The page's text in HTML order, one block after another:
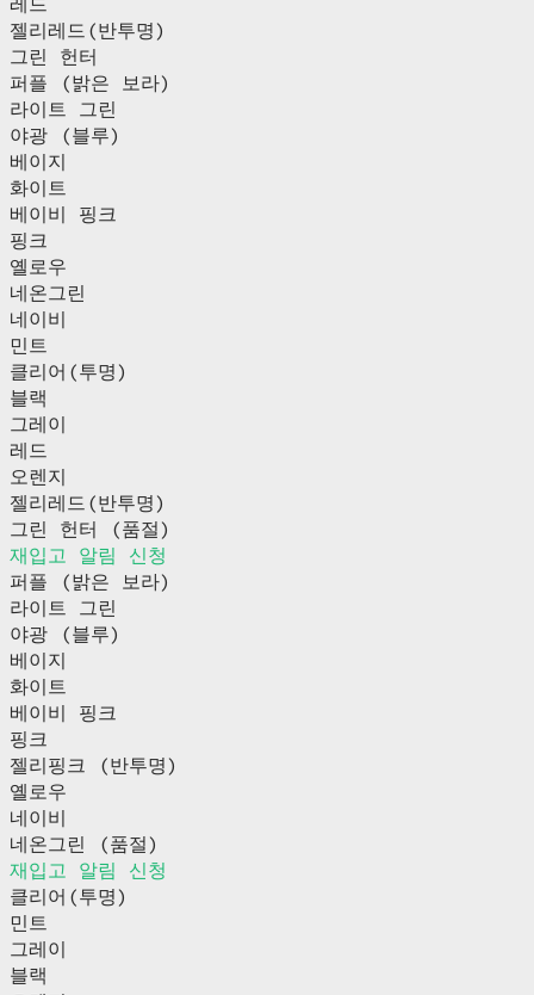
젤리레드(반투명)
그린 헌터
퍼플 (밝은 보라)
라이트 그린
야광 (블루)
베이지
화이트
베이비 핑크
핑크
옐로우
네온그린
네이비
민트
클리어(투명)
블랙
그레이
레드
오렌지
젤리레드(반투명)
그린 헌터 (품절)
재입고 알림 신청
퍼플 (밝은 보라)
라이트 그린
야광 (블루)
베이지
화이트
베이비 핑크
핑크
젤리핑크 (반투명)
옐로우
네이비
네온그린 (품절)
재입고 알림 신청
클리어(투명)
민트
그레이
블랙